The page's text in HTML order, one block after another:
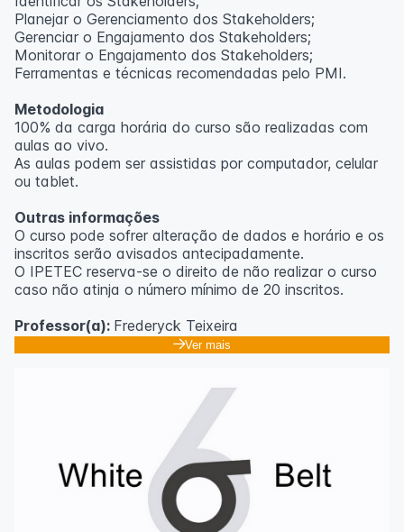
Professor(a):Frederyck Teixeira
Planejar o Gerenciamento dos Stakeholders;
Gerenciar o Engajamento dos Stakeholders;
Monitorar o Engajamento dos Stakeholders;
Ferramentas e técnicas recomendadas pelo PMI.
Metodologia
100% da carga horária do curso são realizadas com
aulas ao vivo.
As aulas podem ser assistidas por computador, celular
ou tablet.
Outras informações
O curso pode sofrer alteração de dados e horário e os
inscritos serão avisados ​​antecipadamente.
O IPETEC reserva-se o direito de não realizar o curso
caso não atinja o número mínimo de 20 inscritos.
Professor(a): Frederyck Teixeira
Ver mais